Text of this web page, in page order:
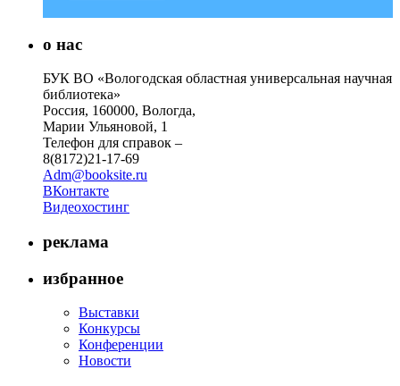
о нас
БУК ВО «Вологодская областная универсальная научная
библиотека»
Россия, 160000, Вологда,
Марии Ульяновой, 1
Телефон для справок –
8(8172)21-17-69
Adm@booksite.ru
ВКонтакте
Видеохостинг
реклама
избранное
Выставки
Конкурсы
Конференции
Новости